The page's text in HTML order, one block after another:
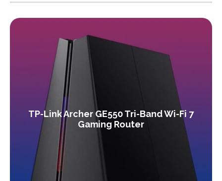
TP-Link Archer GE550 Tri-Band Wi-Fi 7
Gaming Router